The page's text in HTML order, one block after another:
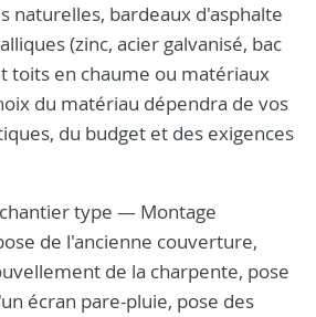
naturelles, bardeaux d'asphalte
(zinc, acier galvanisé, bac
toits en chaume ou matériaux
du matériau dépendra de vos
du budget et des exigences
type — Montage
de l'ancienne couverture,
de la charpente, pose
écran pare-pluie, pose des